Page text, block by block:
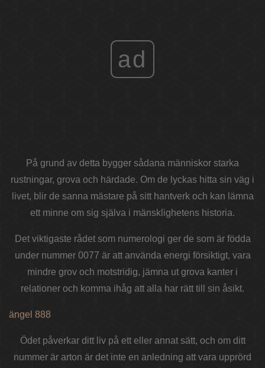
ad
På grund av detta bygger sådana människor starka
rustningar, grova och härdade. Om de lyckas hitta sin väg i
livet, blir de sanna mästare på sitt hantverk och kan lämna
ett minne om sig själva i mänsklighetens historia.
Det viktigaste rådet som numerologi ger de som är födda
under nummer 0077 är att använda energi försiktigt, vara
mindre grov och motstridig, jämna ut grova kanter i
relationer och komma ihåg att alla har rätt till sin åsikt.
ängel 888
Ödet påverkar ditt liv på ett eller annat sätt, och om ditt
nummer är arton är det inte en anledning att vara upprörd